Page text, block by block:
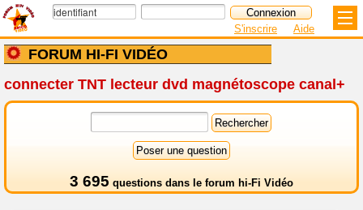
FORUM HI-FI VIDÉO
S'inscrire Aide
connecter TNT lecteur dvd magnétoscope canal+
3 695 questions dans le forum hi-Fi Vidéo